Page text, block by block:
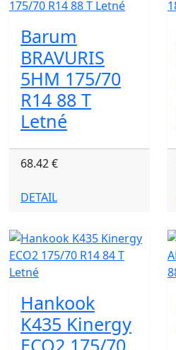
Barum
BRAVURIS
5HM 175/70
R14 88 T
Letné
68.42 €
DETAIL
Hankook
K435 Kinergy
ECO2 175/70